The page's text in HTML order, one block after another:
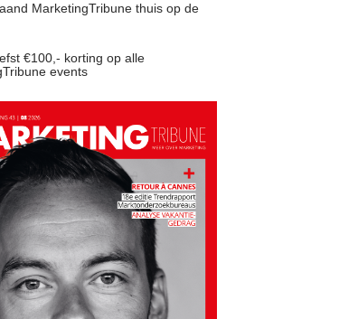
MarketingTribune thuis op de
€100,- korting op alle
events